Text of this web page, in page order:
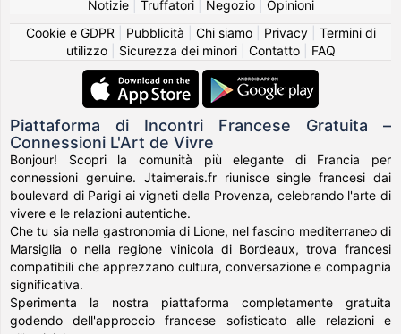
Notizie| Truffatori| Negozio| Opinioni
Cookie e GDPR
Pubblicità Chi siamo| Privacy| Termini di
utilizzo| Sicurezza dei minori| Contatto| FAQ
Piattaforma di Incontri Francese Gratuita –
Connessioni L'Art de Vivre
Bonjour! Scopri la comunità più elegante di Francia per
connessioni genuine. Jtaimerais.fr riunisce single francesi dai
boulevard di Parigi ai vigneti della Provenza, celebrando l'arte di
vivere e le relazioni autentiche.
Che tu sia nella gastronomia di Lione, nel fascino mediterraneo di
Marsiglia o nella regione vinicola di Bordeaux, trova francesi
compatibili che apprezzano cultura, conversazione e compagnia
significativa.
Sperimenta la nostra piattaforma completamente gratuita
godendo dell'approccio francese sofisticato alle relazioni e